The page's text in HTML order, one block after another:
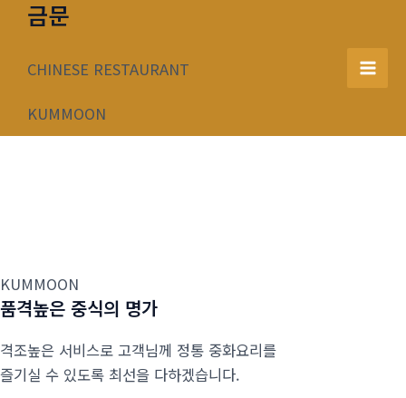
너
금문
CHINESE RESTAURANT
KUMMOON
Main
KUMMOON
품격높은 중식의 명가
격조높은 서비스로 고객님께 정통 중화요리를
즐기실 수 있도록 최선을 다하겠습니다.